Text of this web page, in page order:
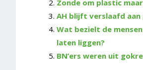
Zonde om plastic
AH blijft verslaafd
Wat bezielt de
laten liggen?
BN’ers weren uit